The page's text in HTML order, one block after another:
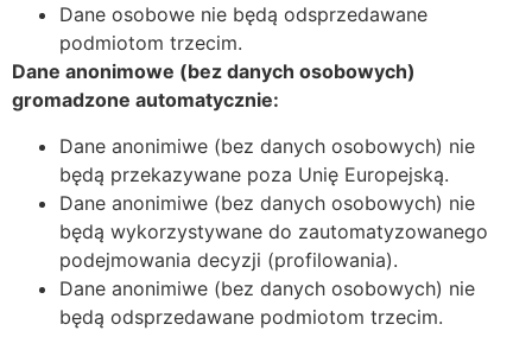
Dane osobowe nie będą odsprzedawane
podmiotom trzecim.
Dane anonimowe (bez danych osobowych)
gromadzone automatycznie:
Dane anonimiwe (bez danych osobowych) nie
będą przekazywane poza Unię Europejską.
Dane anonimiwe (bez danych osobowych) nie
będą wykorzystywane do zautomatyzowanego
podejmowania decyzji (profilowania).
Dane anonimiwe (bez danych osobowych) nie
będą odsprzedawane podmiotom trzecim.